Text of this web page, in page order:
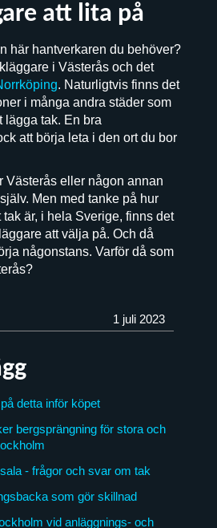
att lita på
här hantverkaren du behöver?
i Västerås och det
. Naturligtvis finns det
i många andra städer som
lägga tak. En bra
att börja leta i den ort du bor
Västerås eller någon annan
Men med tanke på hur
är, i hela Sverige, finns det
att välja på. Och då
någonstans. Varför då som
1 juli 2023
detta inför köpet
bergsprängning för stora och
- frågor och svar om tak
som gör skillnad
vid anläggnings- och